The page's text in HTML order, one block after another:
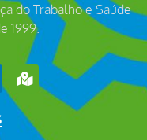
do Trabalho e Saúde
1999.